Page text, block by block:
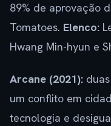
89% de aprovação
Tomatoes. Elenco:
Hwang Min-hyun e
Arcane (2021):
um conflito em
tecnologia e